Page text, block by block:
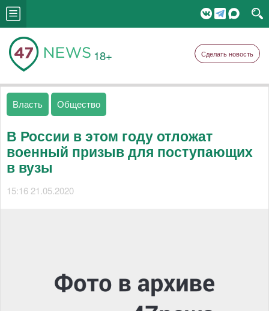
18+ Сделать новость
Власть Общество
В России в этом году отложат
военный призыв для поступающих
в вузы
15:16 21.05.2020